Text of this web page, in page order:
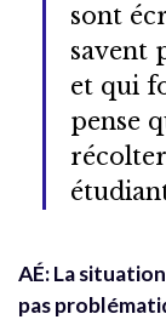
sont
savent
et qui
pense
récolter
AÉ: La
pas